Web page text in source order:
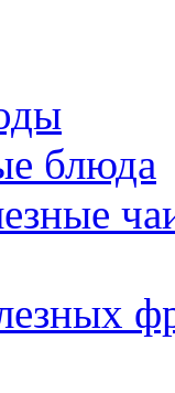
блюда